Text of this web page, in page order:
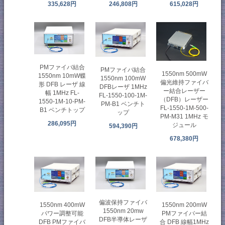
335,628円 246,808円 615,028円
PMファイバ結合
1550nm 10mW蝶
形 DFB レーザ 線
幅 1MHz FL-
1550-1M-10-PM-
B1 ベンチトップ
286,095円
PMファイバ結合
1550nm 100mW
DFBレーザ 1MHz
FL-1550-100-1M-
PM-B1 ベンチト
ップ
594,390円
1550nm 500mW
偏光維持ファイバ
ー結合レーザー
（DFB）レーザー
FL-1550-1M-500-
PM-M31 1MHz モ
ジュール
678,380円
1550nm 400mW
パワー調整可能
DFB PMファイバ
偏波保持ファイバ
1550nm 20mw
DFB半導体レーザ
1550nm 200mW
PMファイバー結
合 DFB 線幅1MHz